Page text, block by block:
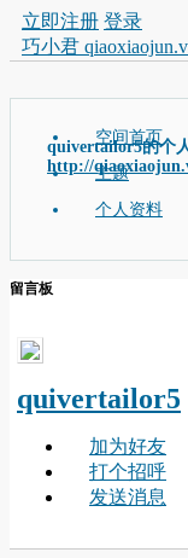
立即注册 登录
巧小君
quivertailor5的个
http://
空间首页
主题
个人资料
留言板
quivertailor5
加为好友
打个招呼
发送消息